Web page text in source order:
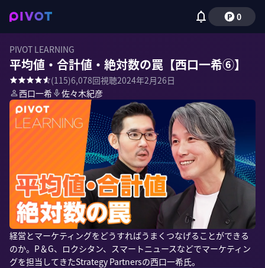
0
PIVOT LEARNING
平均値・合計値・絶対数の罠【西口一希⑥】
(115)6,078回視聴2024年2月26日
西口一希
佐々木紀彦
経営とマーケティングをどうすればうまくつなげることができる
のか。P＆G、ロクシタン、スマートニュースなどでマーケティン
グを担当してきたStrategy Partnersの西口一希氏。